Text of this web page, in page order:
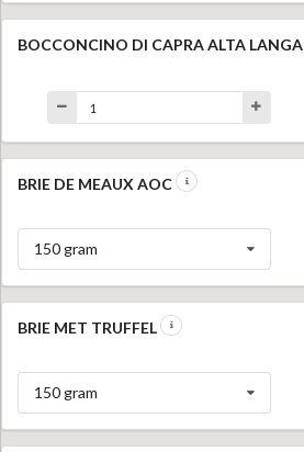
BOCCONCINO DI CAPRA ALTA LANGA
BRIE DE MEAUX AOC
150 gram
BRIE MET TRUFFEL
150 gram